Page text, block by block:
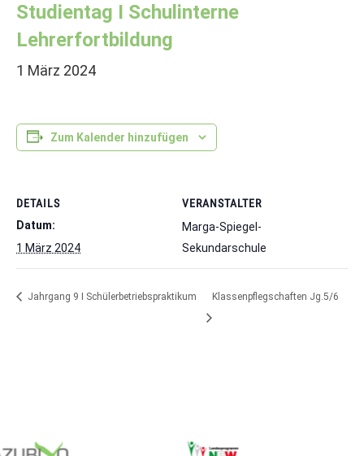
Studientag I Schulinterne
Lehrerfortbildung
1 März 2024
Zum Kalender hinzufügen
DETAILS
Datum:
1 März 2024
VERANSTALTER
Marga-Spiegel-
Sekundarschule
Jahrgang 9 I Schülerbetriebspraktikum Klassenpflegschaften Jg.5/6